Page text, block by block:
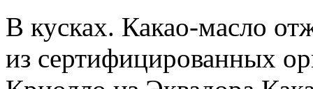
В кусках. Какао-масло
из сертифицированных